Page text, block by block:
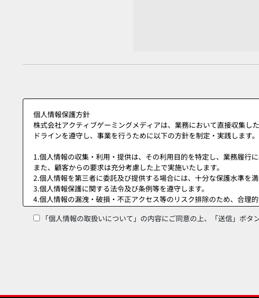
「個人情報の取扱いについて」の内容にご同意の上、「送信」ボタ